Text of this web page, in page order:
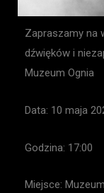
Zapraszamy na
dźwięków i
Muzeum Ognia
Data: 10 maja
Godzina: 17:00
Miejsce: